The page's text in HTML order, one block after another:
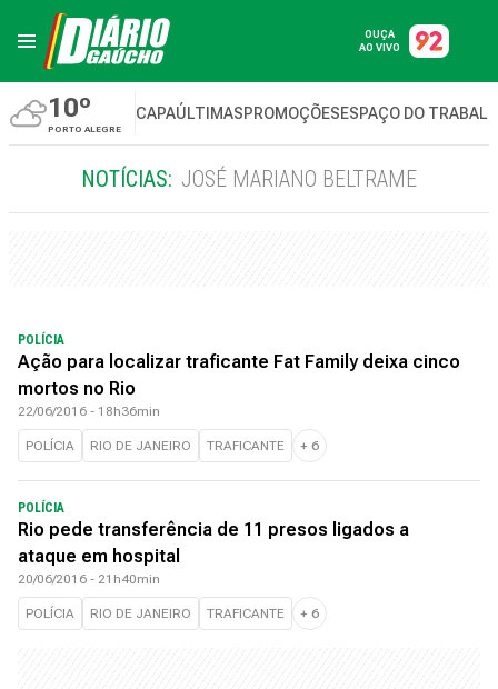
OUÇA
AO VIVO
10º
PORTO ALEGRE
CAPAÚLTIMASPROMOÇÕESESPAÇO DO
NOTÍCIAS: JOSÉ MARIANO BELTRAME
POLÍCIA
Ação para localizar traficante Fat Family deixa cinco
mortos no Rio
22/06/2016 - 18h36min
POLÍCIA RIO DE JANEIRO TRAFICANTE + 6
POLÍCIA
Rio pede transferência de 11 presos ligados a
ataque em hospital
20/06/2016 - 21h40min
POLÍCIA RIO DE JANEIRO TRAFICANTE + 6